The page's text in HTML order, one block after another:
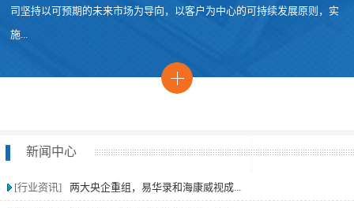
司坚持以可预期的未来市场为导向，以客户为中心的可持续发展原则，实
施...
新闻中心
[行业资讯] 两大央企重组，易华录和海康威视成...